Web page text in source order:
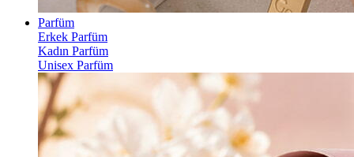
Parfüm
Erkek Parfüm
Kadın Parfüm
Unisex Parfüm